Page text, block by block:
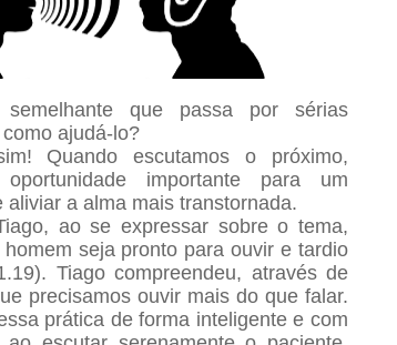
que passa por sérias
ajudá-lo?
Quando escutamos o próximo,
importante para um
aliviar a alma mais transtornada.
ao se expressar sobre o tema,
seja pronto para ouvir e tardio
Tiago compreendeu, através de
precisamos ouvir mais do que falar.
prática de forma inteligente e com